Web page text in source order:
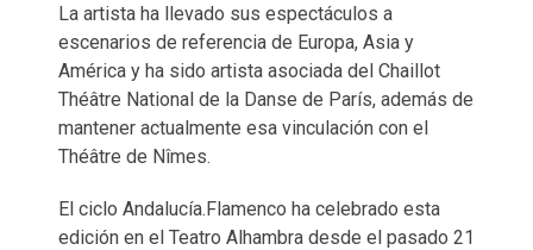
La artista ha llevado sus espectáculos a
escenarios de referencia de Europa, Asia y
América y ha sido artista asociada del Chaillot
Théâtre National de la Danse de París, además de
mantener actualmente esa vinculación con el
Théâtre de Nîmes.
El ciclo Andalucía.Flamenco ha celebrado esta
edición en el Teatro Alhambra desde el pasado 21